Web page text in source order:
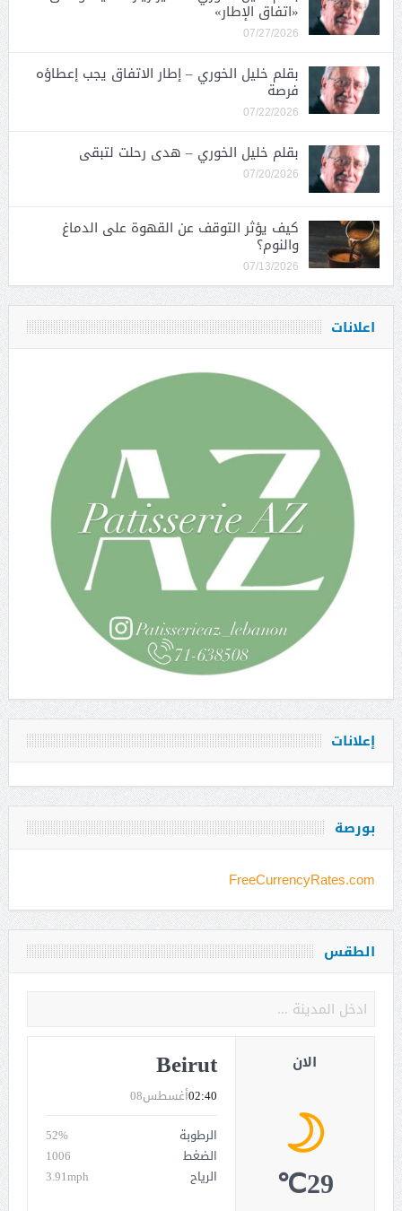
«اتفاق الإطار»
07/27/2026
بقلم خليل الخوري – إطار الاتفاق يجب إعطاؤه
فرصة
07/22/2026
بقلم خليل الخوري – هدى رحلت لتبقى
07/20/2026
كيف يؤثر التوقف عن القهوة على الدماغ
والنوم؟
07/13/2026
اعلانات
إعلانات
بورصة
FreeCurrencyRates.com
الطقس
Beirut
أغسطس0802:40
الرطوبة
52%
الضغط
1006
الرياح
3.91mph
الان
29℃